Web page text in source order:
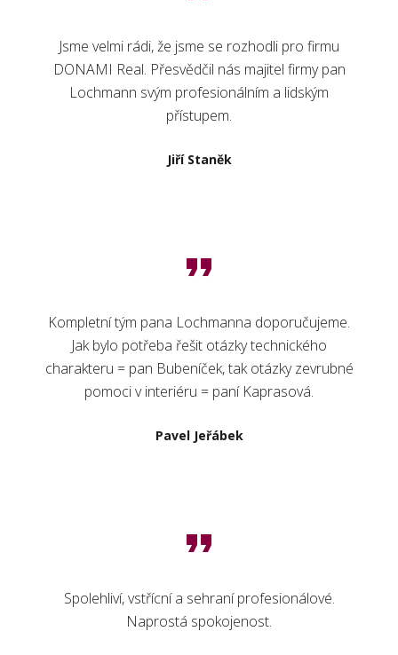
Jsme velmi rádi, že jsme se rozhodli pro firmu
DONAMI Real. Přesvědčil nás majitel firmy pan
Lochmann svým profesionálním a lidským
přístupem.
Jiří Staněk
Kompletní tým pana Lochmanna doporučujeme.
Jak bylo potřeba řešit otázky technického
charakteru = pan Bubeníček, tak otázky zevrubné
pomoci v interiéru = paní Kaprasová.
Pavel Jeřábek
Spolehliví, vstřícní a sehraní profesionálové.
Naprostá spokojenost.